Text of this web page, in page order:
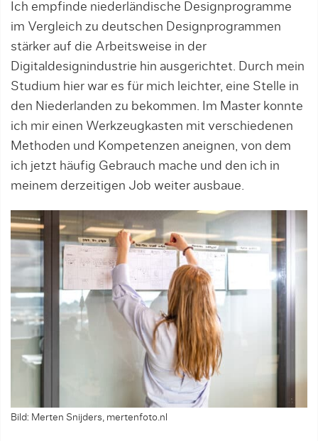
Ich empfinde niederländische Designprogramme
im Vergleich zu deutschen Designprogrammen
stärker auf die Arbeitsweise in der
Digitaldesignindustrie hin ausgerichtet. Durch mein
Studium hier war es für mich leichter, eine Stelle in
den Niederlanden zu bekommen. Im Master konnte
ich mir einen Werkzeugkasten mit verschiedenen
Methoden und Kompetenzen aneignen, von dem
ich jetzt häufig Gebrauch mache und den ich in
meinem derzeitigen Job weiter ausbaue.
Bild: Merten Snijders, mertenfoto.nl